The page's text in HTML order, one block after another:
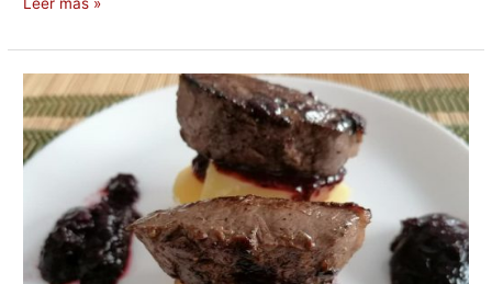
c
e
b
o
k
o
d
o
n
l
p
ar
tir
de
patata
con
corzo